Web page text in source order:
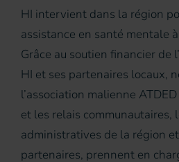
HI intervient dans la région
assistance en santé mentale
Grâce au soutien financier de
HI et ses partenaires locaux,
l’association malienne
et les relais communautaires,
administratives de la région
partenaires, prennent en